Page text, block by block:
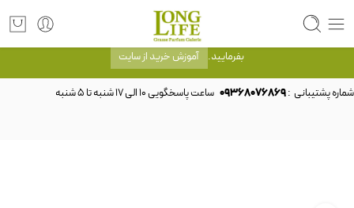
توجه! برند لانگ لایف رایحه های معروف را با شیشه و بسته بندی خود شرکت لانگ لایف
عرضه می کند.که با انتخاب حجم هر ادکلنی می توانید شیشه و بسته بندی را ملاحظه
بفرمایید. آموزش خرید از سایت
شماره پشتیبانی :09368076869